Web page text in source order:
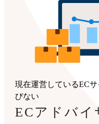
現在運営しているEC
びない
ECアドバイ